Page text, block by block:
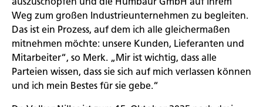
Weg zum großen Industrieunternehmen zu begleiten.
Das ist ein Prozess, auf dem ich alle gleichermaßen
mitnehmen möchte: unsere Kunden, Lieferanten und
Mitarbeiter“, so Merk. „Mir ist wichtig, dass alle
Parteien wissen, dass sie sich auf mich verlassen können
und ich mein Bestes für sie gebe.“